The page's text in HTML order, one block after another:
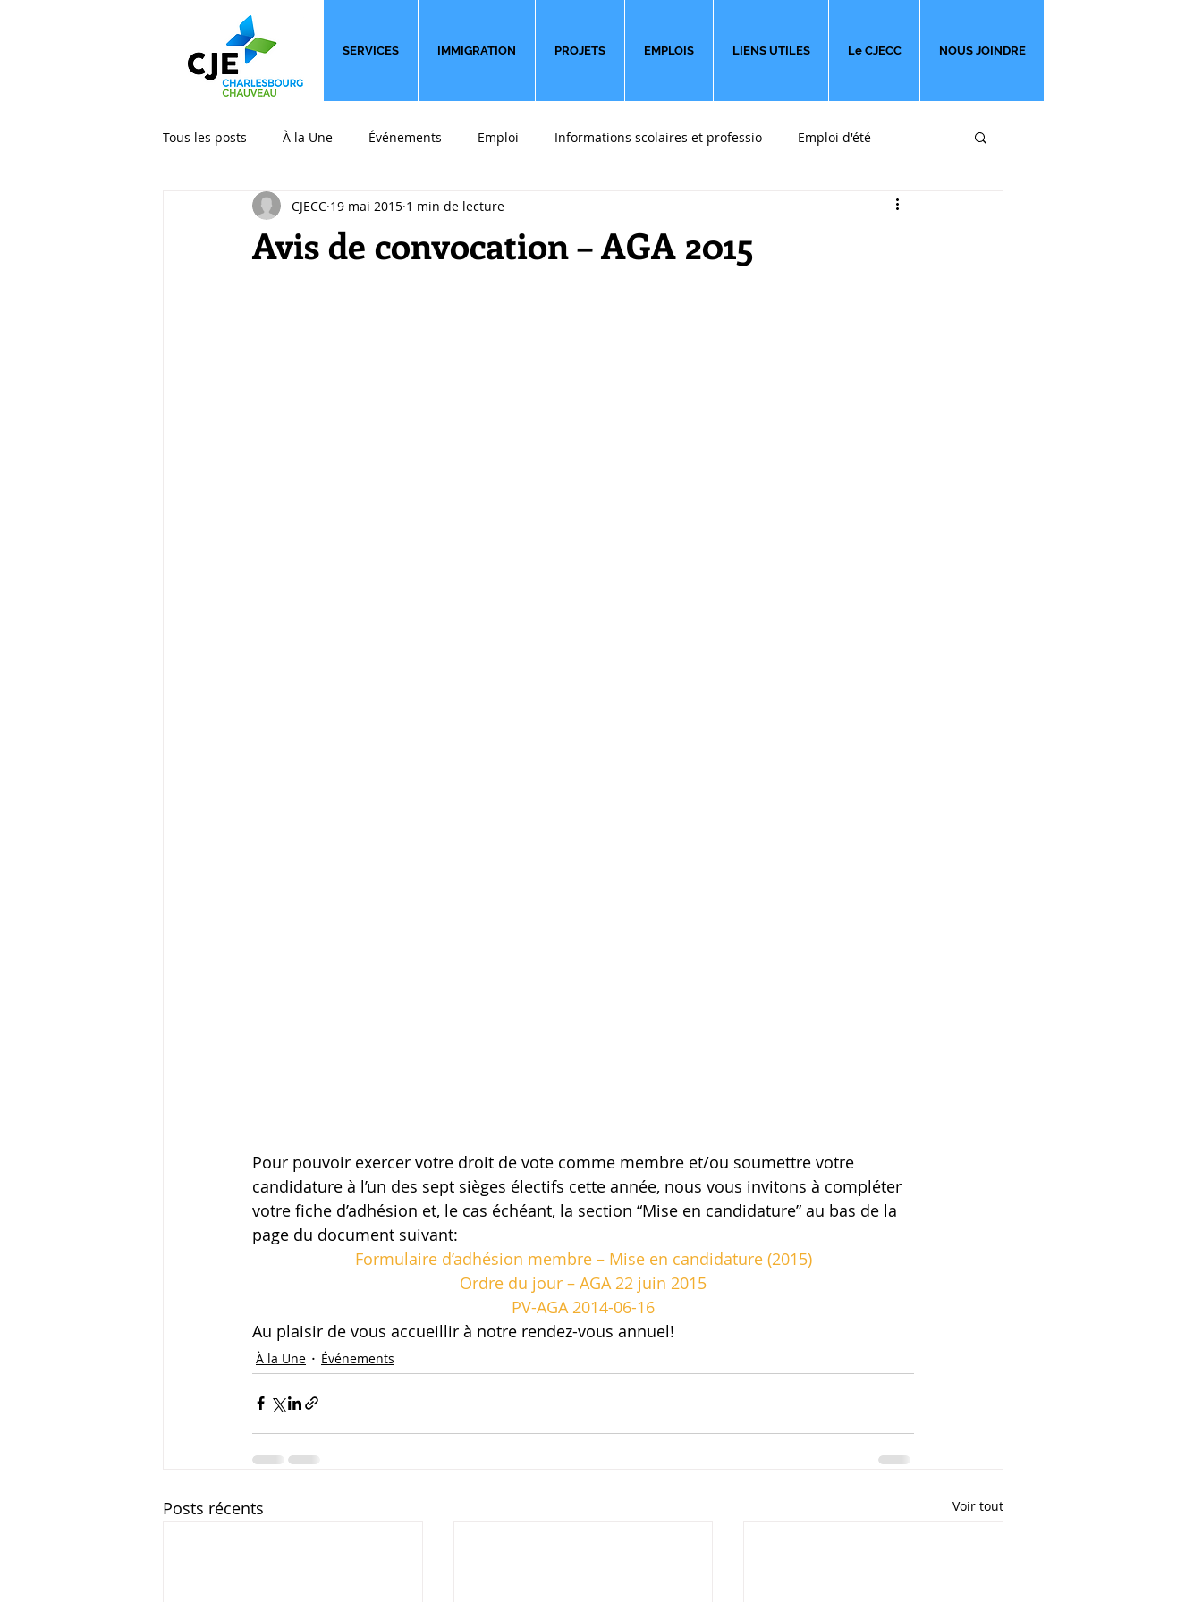
SERVICES IMMIGRATION PROJETS EMPLOIS LIENS UTILES Le CJECC NOUS JOINDRE
Tous les posts À la Une Événements Emploi Informations scolaires et professio Emploi d'été
International Les billets qui font du bien
Avis de convocation – AGA 2015
CJECC 19 mai 2015 1 min de lecture
Pour pouvoir exercer votre droit de vote comme membre et/ou soumettre votre
candidature à l’un des sept sièges électifs cette année, nous vous invitons à compléter
votre fiche d’adhésion et, le cas échéant, la section “Mise en candidature” au bas de la
page du document suivant:
Formulaire d’adhésion membre – Mise en candidature (2015)
Ordre du jour – AGA 22 juin 2015
PV-AGA 2014-06-16
Au plaisir de vous accueillir à notre rendez-vous annuel!
À la Une Événements
Posts récents Voir tout